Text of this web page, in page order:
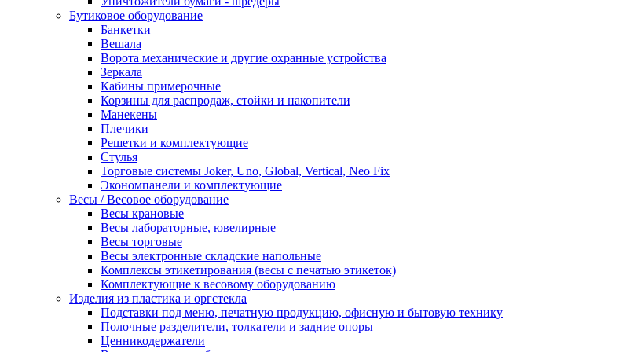
Бутиковое оборудование
Банкетки
Вешала
Ворота механические и другие охранные устройства
Зеркала
Кабины примерочные
Корзины для распродаж, стойки и накопители
Манекены
Плечики
Решетки и комплектующие
Стулья
Торговые системы Joker, Uno, Global, Vertical, Neo Fix
Экономпанели и комплектующие
Весы / Весовое оборудование
Весы крановые
Весы лабораторные, ювелирные
Весы торговые
Весы электронные складские напольные
Комплексы этикетирования (весы с печатью этикеток)
Комплектующие к весовому оборудованию
Изделия из пластика и оргстекла
Подставки под меню, печатную продукцию, офисную и бытовую технику
Полочные разделители, толкатели и задние опоры
Ценникодержатели